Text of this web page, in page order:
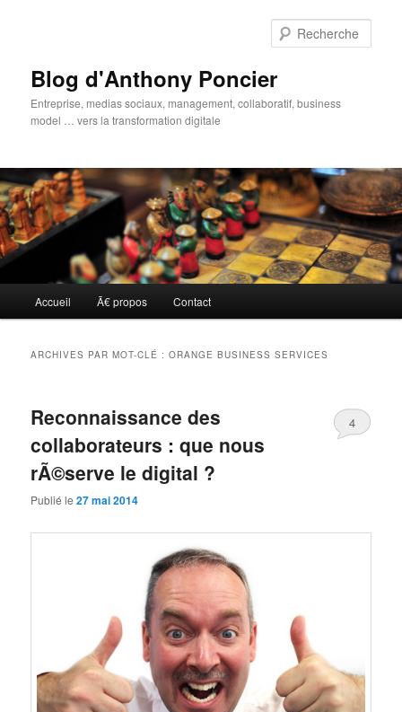
Blog d'Anthony Poncier
Entreprise, medias sociaux, management, collaboratif, business
model … vers la transformation digitale
principal
Accueil Ã€ propos Contact
ARCHIVES PAR MOT-CLÉ :ORANGE BUSINESS SERVICES
Reconnaissance des
collaborateurs : que nous
rÃ©serve le digital ?
Publié le27 mai 2014
4